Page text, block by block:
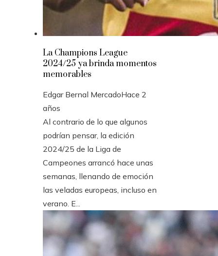
La Champions League
2024/25 ya brinda momentos
memorables
Edgar Bernal MercadoHace 2
años
Al contrario de lo que algunos
podrían pensar, la edición
2024/25 de la Liga de
Campeones arrancó hace unas
semanas, llenando de emoción
las veladas europeas, incluso en
verano. E...